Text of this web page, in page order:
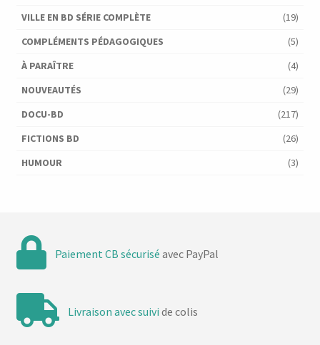
VILLE EN BD SÉRIE COMPLÈTE
(19)
COMPLÉMENTS PÉDAGOGIQUES
(5)
À PARAÎTRE
(4)
NOUVEAUTÉS
(29)
DOCU-BD
(217)
FICTIONS BD
(26)
HUMOUR
(3)
Paiement CB sécurisé avec PayPal
Livraison avec suivi de colis